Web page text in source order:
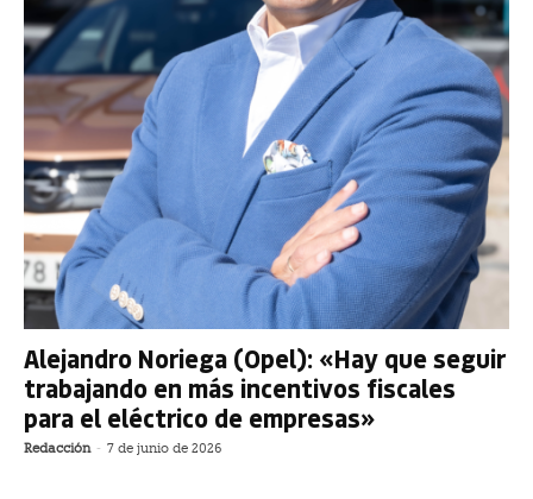
Alejandro Noriega (Opel): «Hay que seguir
trabajando en más incentivos fiscales
para el eléctrico de empresas»
Redacción - 7 de junio de 2026